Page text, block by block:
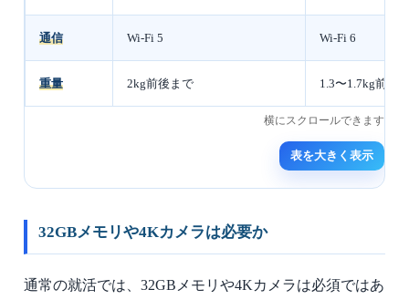
通信 Wi-Fi 5 Wi-Fi 6
重量 2kg前後まで 1.3〜1.7kg前後
表を大きく表示
32GBメモリや4Kカメラは必要か
通常の就活では、32GBメモリや4Kカメラは必須ではあ